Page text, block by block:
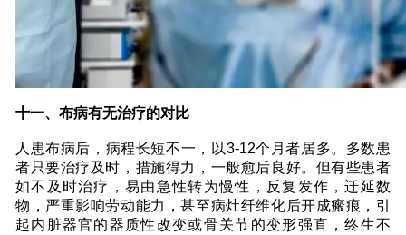
十一、布病有无治疗的对比
人患布病后，病程长短不一，以3-12个月者居多。多数患
者只要治疗及时，措施得力，一般愈后良好。但有些患者
如不及时治疗，易由急性转为慢性，反复发作，迁延数
物，严重影响劳动能力，甚至病灶纤维化后开成瘢痕，引
起内脏器官的器质性改变或骨关节的变形强直，终生不